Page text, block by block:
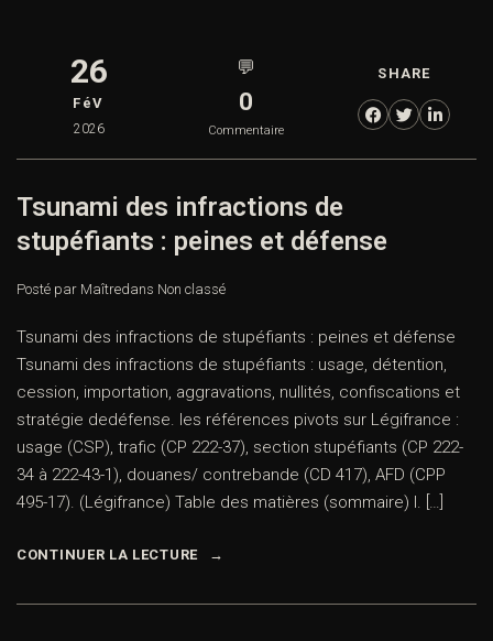
26
FéV
2026
💬
0
Commentaire
SHARE
Tsunami des infractions de
stupéfiants : peines et défense
Posté par Maîtredans Non classé
Tsunami des infractions de stupéfiants : peines et défense
Tsunami des infractions de stupéfiants : usage, détention,
cession, importation, aggravations, nullités, confiscations et
stratégie dedéfense. les références pivots sur Légifrance :
usage (CSP), trafic (CP 222-37), section stupéfiants (CP 222-
34 à 222-43-1), douanes/ contrebande (CD 417), AFD (CPP
495-17). (Légifrance) Table des matières (sommaire) I. […]
CONTINUER LA LECTURE